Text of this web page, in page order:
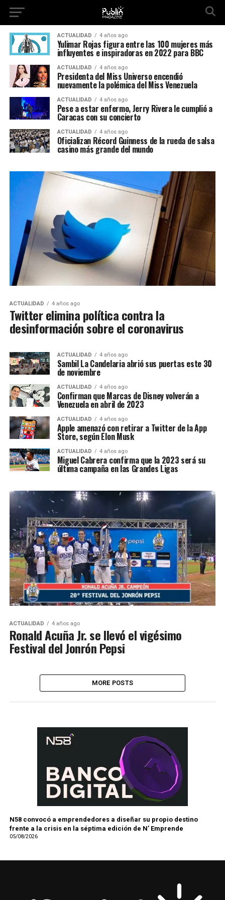
ACTUALIDAD 4 años ago
Yulimar Rojas figura entre las 100 mujeres más
influyentes e inspiradoras en 2022 para BBC
ACTUALIDAD 4 años ago
Presidenta del Miss Universo encendió
nuevamente la polémica del Miss Venezuela
ACTUALIDAD 4 años ago
Pese a estar enfermo, Jerry Rivera le cumplió a
Caracas con su concierto
ACTUALIDAD 4 años ago
Oficializan Récord Guinness de la rueda de salsa
casino más grande del mundo
ACTUALIDAD 4 años ago
Twitter elimina política contra la
desinformación sobre el coronavirus
ACTUALIDAD 4 años ago
Sambil La Candelaria abrió sus puertas este 30
de noviembre
ACTUALIDAD 4 años ago
Confirman que Marcas de Disney volverán a
Venezuela en abril de 2023
ACTUALIDAD 4 años ago
Apple amenazó con retirar a Twitter de la App
Store, según Elon Musk
ACTUALIDAD 4 años ago
Miguel Cabrera confirma que la 2023 será su
última campaña en las Grandes Ligas
ACTUALIDAD 4 años ago
Ronald Acuña Jr. se llevó el vigésimo
Festival del Jonrón Pepsi
MORE POSTS
N58 convocó a emprendedores a diseñar su propio destino
frente a la crisis en la séptima edición de N’ Emprende
05/08/2026